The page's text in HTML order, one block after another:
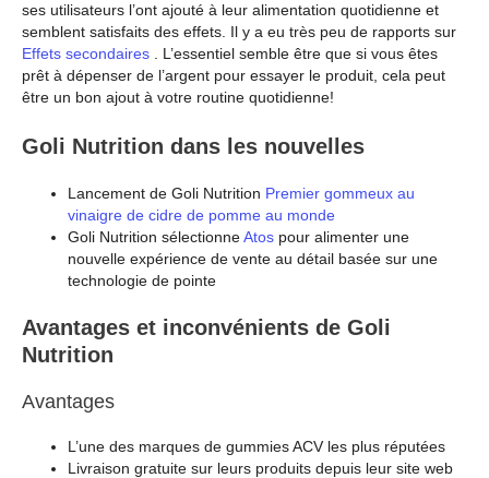
ses utilisateurs l’ont ajouté à leur alimentation quotidienne et
semblent satisfaits des effets. Il y a eu très peu de rapports sur
Effets secondaires . L’essentiel semble être que si vous êtes
prêt à dépenser de l’argent pour essayer le produit, cela peut
être un bon ajout à votre routine quotidienne!
Goli Nutrition dans les nouvelles
Lancement de Goli Nutrition Premier gommeux au
vinaigre de cidre de pomme au monde
Goli Nutrition sélectionneAtos pour alimenter une
nouvelle expérience de vente au détail basée sur une
technologie de pointe
Avantages et inconvénients de Goli
Nutrition
Avantages
L’une des marques de gummies ACV les plus réputées
Livraison gratuite sur leurs produits depuis leur site web